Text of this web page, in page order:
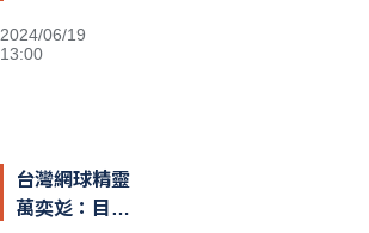
2024/06/19
13:00
台灣網球精靈
萬奕彣：目標